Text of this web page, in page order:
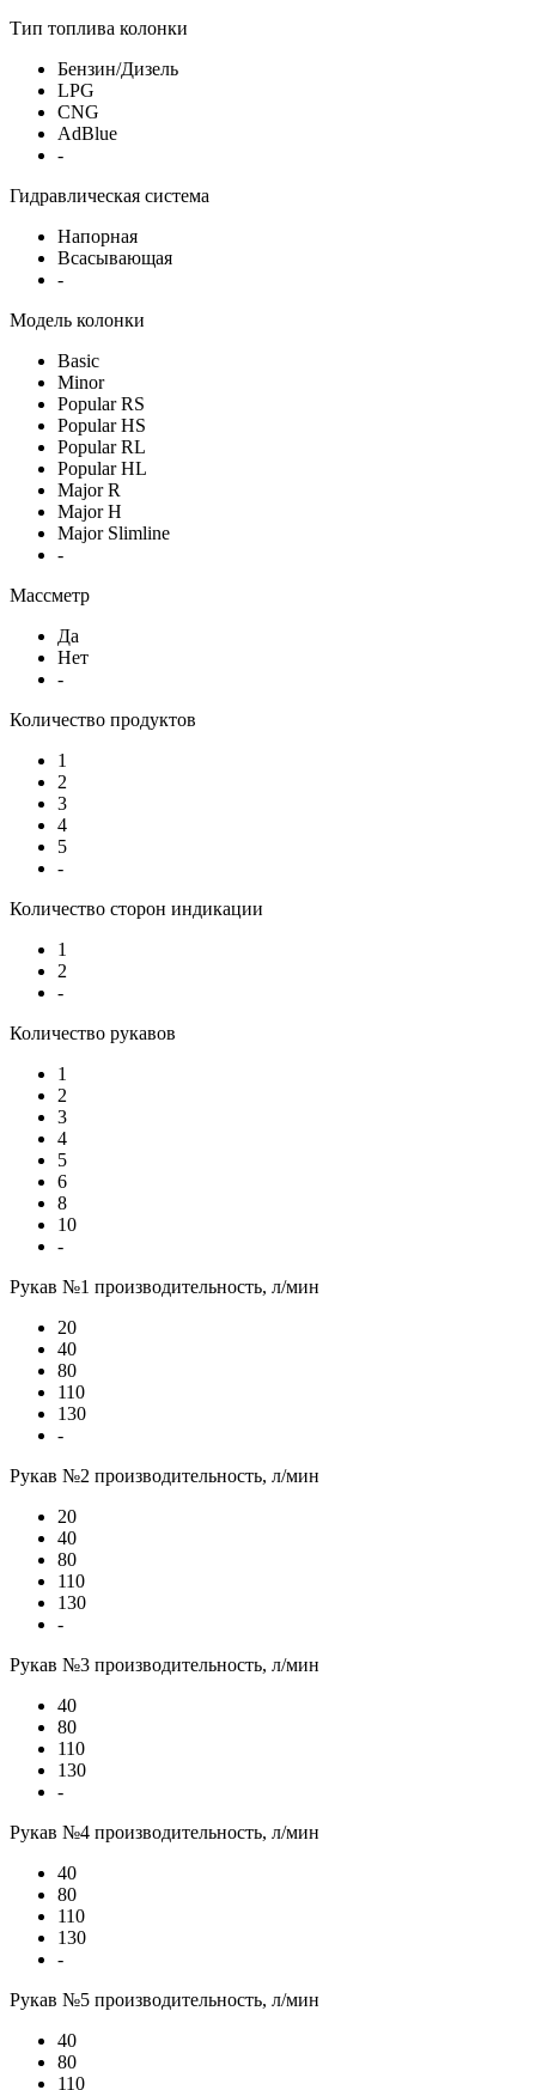
Тип топлива колонки
Бензин/Дизель
LPG
CNG
AdBlue
-
Гидравлическая система
Напорная
Всасывающая
-
Модель колонки
Basic
Minor
Popular RS
Popular HS
Popular RL
Popular HL
Major R
Major H
Major Slimline
-
Массметр
Да
Нет
-
Количество продуктов
1
2
3
4
5
-
Количество сторон индикации
1
2
-
Количество рукавов
1
2
3
4
5
6
8
10
-
Рукав №1 производительность, л/мин
20
40
80
110
130
-
Рукав №2 производительность, л/мин
20
40
80
110
130
-
Рукав №3 производительность, л/мин
40
80
110
130
-
Рукав №4 производительность, л/мин
40
80
110
130
-
Рукав №5 производительность, л/мин
40
80
110